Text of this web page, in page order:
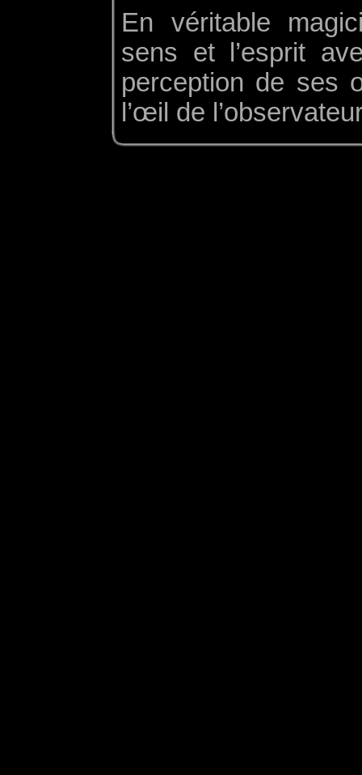
En véritable
sens et l’esprit
perception de ses
l’œil de